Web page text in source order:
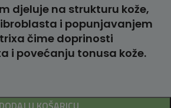
djeluje na strukturu kože,
i popunjavanjem
čime doprinosti
i povećanju tonusa kože.